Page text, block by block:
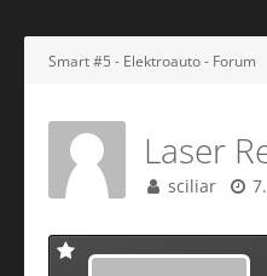
Smart #5 - Elektroauto - Forum
Laser
sciliar